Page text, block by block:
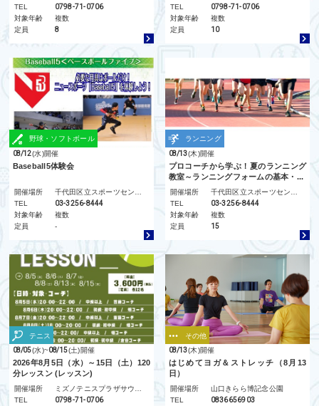
TEL
0798-71-0706
対象年齢
複数
定員
8
TEL
0798-71-0706
対象年齢
複数
定員
10
野球・ソフトボール
08/12(水)開催
Baseball5体験会
開催場所
TEL
03-3256-8444
対象年齢
複数
定員
-
ランニング
08/13(木)開催
プロコーチから学ぶ！夏のランニング
教室～ランニングフォームの基本・...
開催場所
TEL
03-3256-8444
対象年齢
複数
定員
15
テニス
08/05(水)~08/15(土)開催
2026年8月5日（水）～15日（土）120
分レッスン (レッスン)
開催場所
ミズノテニスプラザサウサリート
TEL
0798-71-0706
その他
08/13(木)開催
はじめてヨガ＆ストレッチ（8月13
日）
開催場所
山口きらら博記念公園
TEL
0836656903